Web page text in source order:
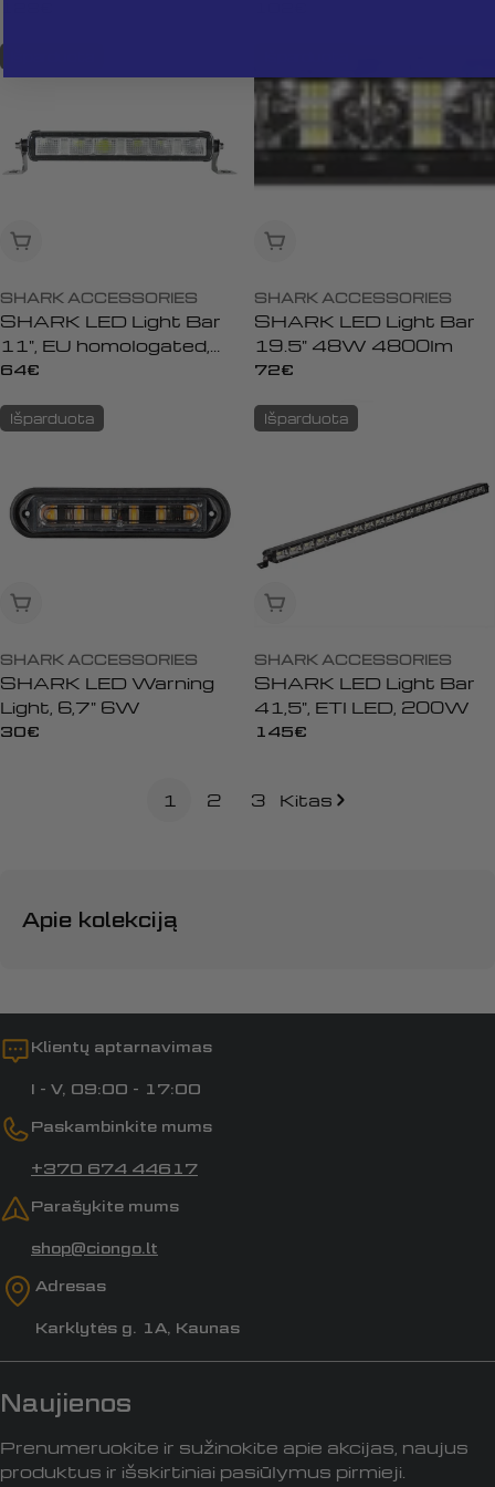
Išparduota
SHARK ACCESSORIES
SHARK LED Light Bar
11", EU homologated,
DRL, 18W
Įprasta
64€
Išparduota
SHARK ACCESSORIES
SHARK LED Light Bar
19.5" 48W 4800lm
Įprasta
72€
Išparduota
Išparduota
SHARK ACCESSORIES
SHARK LED Warning
Light, 6,7" 6W
Įprasta
30€
Išparduota
Išparduota
SHARK ACCESSORIES
SHARK LED Light Bar
41,5", ETI LED, 200W
Įprasta
145€
1 2 3 Kitas
Apie kolekciją
Klientų aptarnavimas
I - V, 09:00 - 17:00
Paskambinkite mums
+370 674 44617
Parašykite mums
shop@ciongo.lt
Adresas
Karklytės g. 1A, Kaunas
Naujienos
Prenumeruokite ir sužinokite apie akcijas, naujus
produktus ir išskirtiniai pasiūlymus pirmieji.